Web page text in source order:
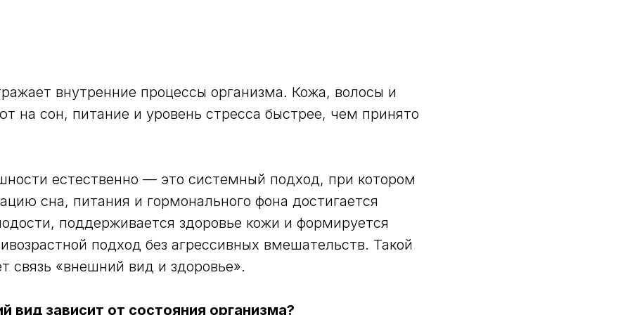
внутренние процессы организма. Кожа, волосы и
на сон, питание и уровень стресса быстрее, чем принято
естественно — это системный подход, при котором
сна, питания и гормонального фона достигается
поддерживается здоровье кожи и формируется
подход без агрессивных вмешательств. Такой
связь «внешний вид и здоровье».
вид зависит от состояния организма?